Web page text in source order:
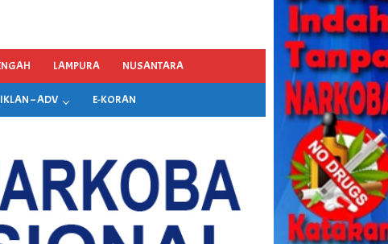
LAMPURA NUSANTARA
IKLAN – ADV E-KORAN